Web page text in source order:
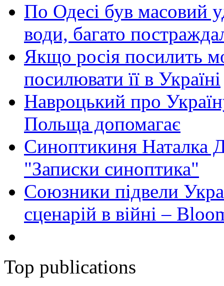
По Одесі був масовий
води, багато
Якщо росія посилить
посилювати її в Україні
Навроцький про
Польща допомагає
Синоптикиня Наталка
"Записки синоптика"
Союзники підвели
сценарій в війні –
Top publications